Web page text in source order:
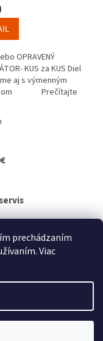
prechádzaním
Viac
OPRAVENÝ
KUS za KUS Diel
aj s výmenným
Prečítajte
- bez čakania na
vyhradené.